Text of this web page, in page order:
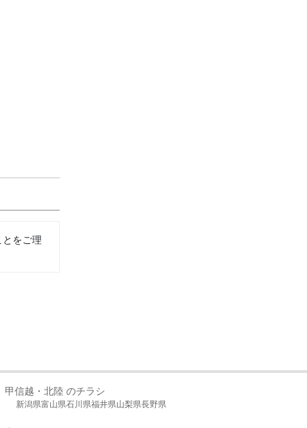
をご理
甲信越・北陸 のチラシ
新潟県富山県石川県福井県山梨県長野県